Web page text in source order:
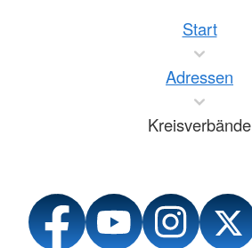
Start
Adressen
Kreisverbände